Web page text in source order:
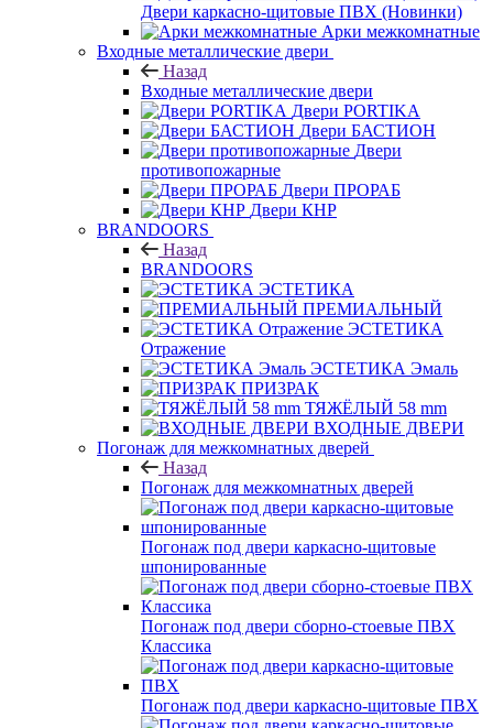
Двери каркасно-щитовые ПВХ (Новинки)
Арки межкомнатные
Входные металлические двери
Назад
Входные металлические двери
Двери PORTIKA
Двери БАСТИОН
Двери
противопожарные
Двери ПРОРАБ
Двери КНР
BRANDOORS
Назад
BRANDOORS
ЭСТЕТИКА
ПРЕМИАЛЬНЫЙ
ЭСТЕТИКА
Отражение
ЭСТЕТИКА Эмаль
ПРИЗРАК
ТЯЖЁЛЫЙ 58 mm
ВХОДНЫЕ ДВЕРИ
Погонаж для межкомнатных дверей
Назад
Погонаж для межкомнатных дверей
Погонаж под двери каркасно-щитовые
шпонированные
Погонаж под двери сборно-стоевые ПВХ
Классика
Погонаж под двери каркасно-щитовые ПВХ